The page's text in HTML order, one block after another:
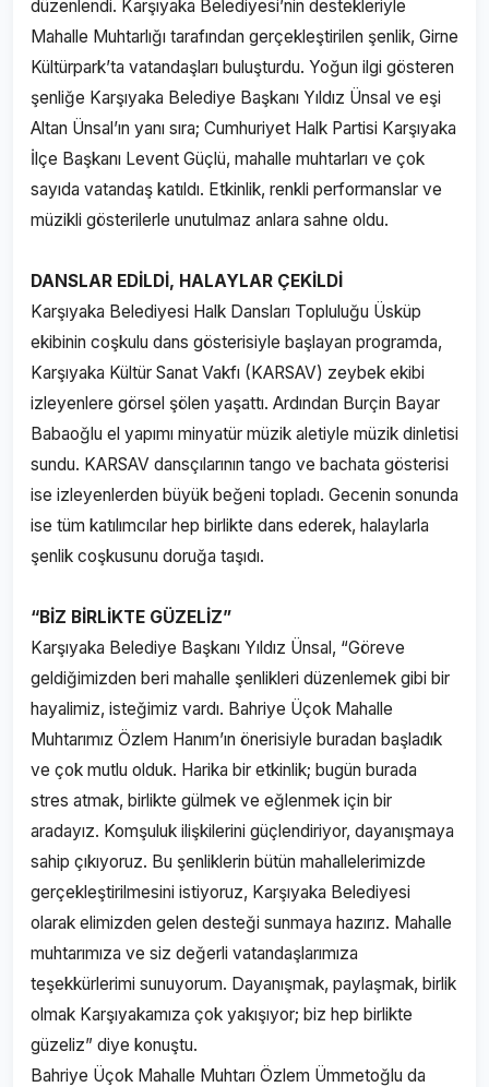
düzenlendi. Karşıyaka Belediyesi’nin destekleriyle
Mahalle Muhtarlığı tarafından gerçekleştirilen şenlik, Girne
Kültürpark’ta vatandaşları buluşturdu. Yoğun ilgi gösteren
şenliğe Karşıyaka Belediye Başkanı Yıldız Ünsal ve eşi
Altan Ünsal’ın yanı sıra; Cumhuriyet Halk Partisi Karşıyaka
İlçe Başkanı Levent Güçlü, mahalle muhtarları ve çok
sayıda vatandaş katıldı. Etkinlik, renkli performanslar ve
müzikli gösterilerle unutulmaz anlara sahne oldu.
DANSLAR EDİLDİ, HALAYLAR ÇEKİLDİ
Karşıyaka Belediyesi Halk Dansları Topluluğu Üsküp
ekibinin coşkulu dans gösterisiyle başlayan programda,
Karşıyaka Kültür Sanat Vakfı (KARSAV) zeybek ekibi
izleyenlere görsel şölen yaşattı. Ardından Burçin Bayar
Babaoğlu el yapımı minyatür müzik aletiyle müzik dinletisi
sundu. KARSAV dansçılarının tango ve bachata gösterisi
ise izleyenlerden büyük beğeni topladı. Gecenin sonunda
ise tüm katılımcılar hep birlikte dans ederek, halaylarla
şenlik coşkusunu doruğa taşıdı.
“BİZ BİRLİKTE GÜZELİZ”
Karşıyaka Belediye Başkanı Yıldız Ünsal, “Göreve
geldiğimizden beri mahalle şenlikleri düzenlemek gibi bir
hayalimiz, isteğimiz vardı. Bahriye Üçok Mahalle
Muhtarımız Özlem Hanım’ın önerisiyle buradan başladık
ve çok mutlu olduk. Harika bir etkinlik; bugün burada
stres atmak, birlikte gülmek ve eğlenmek için bir
aradayız. Komşuluk ilişkilerini güçlendiriyor, dayanışmaya
sahip çıkıyoruz. Bu şenliklerin bütün mahallelerimizde
gerçekleştirilmesini istiyoruz, Karşıyaka Belediyesi
olarak elimizden gelen desteği sunmaya hazırız. Mahalle
muhtarımıza ve siz değerli vatandaşlarımıza
teşekkürlerimi sunuyorum. Dayanışmak, paylaşmak, birlik
olmak Karşıyakamıza çok yakışıyor; biz hep birlikte
güzeliz” diye konuştu.
Bahriye Üçok Mahalle Muhtarı Özlem Ümmetoğlu da